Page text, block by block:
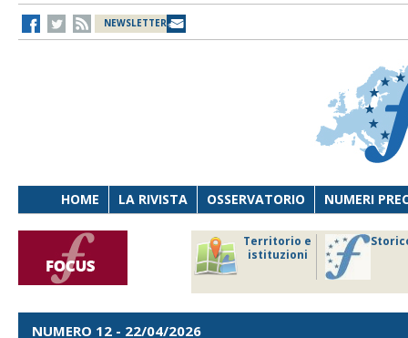
NEWSLETTER
HOME LA RIVISTA OSSERVATORIO NUMERI
Territorio e
istituzioni
NUMERO 12 - 22/04/2026